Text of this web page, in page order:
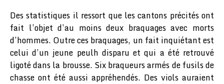
Des statistiques il ressort que les cantons précités ont
fait l’objet d’au moins deux braquages avec morts
d’hommes. Outre ces braquages, un fait inquiétant est
celui d’un jeune peulh disparu et qui a été retrouvé
ligoté dans la brousse. Six braqueurs armés de fusils de
chasse ont été aussi appréhendés. Des viols auraient